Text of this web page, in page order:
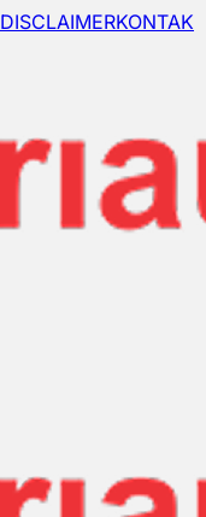
DISCLAIMERKONTAK